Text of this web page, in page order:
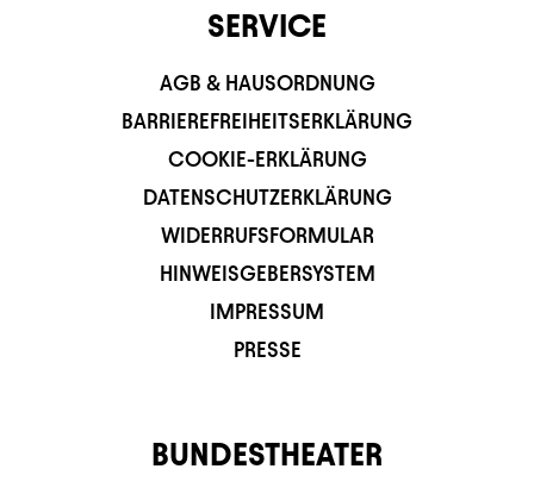
SERVICE
AGB & HAUSORDNUNG
BARRIEREFREIHEITSERKLÄRUNG
COOKIE-ERKLÄRUNG
DATENSCHUTZERKLÄRUNG
WIDERRUFSFORMULAR
HINWEISGEBERSYSTEM
IMPRESSUM
PRESSE
BUNDESTHEATER